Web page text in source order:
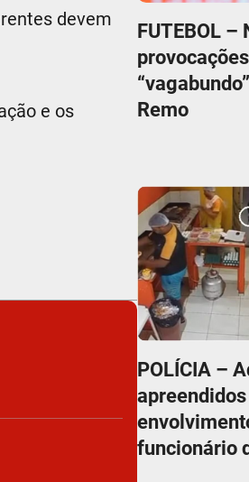
devem
e os
FUTEBOL
Remo
POLÍCIA –
funcionário